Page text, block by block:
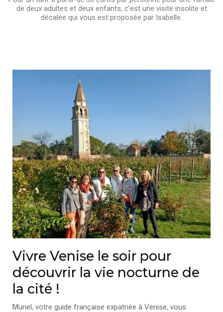
de deux adultes et deux enfants, c’est une visite insolite et
décalée qui vous est proposée par Isabelle.
Vivre Venise le soir pour
découvrir la vie nocturne de
la cité !
Muriel, votre guide française expatriée à Venise, vous